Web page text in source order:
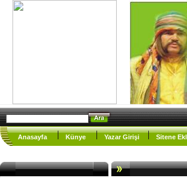
Anasayfa Künye Yazar Girişi Sitene